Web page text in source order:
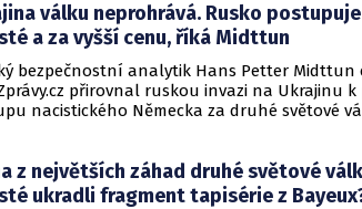
nebo v nejnebezpečnější krizi od konce
válku neprohrává. Rusko
a za vyšší cenu, říká Midttun
bezpečnostní analytik Hans Petter Midttun
přirovnal ruskou invazi na Ukrajinu
nacistického Německa za druhé světové
Donalda Trumpa a rostoucí role
do sféry dronů.
z největších záhad druhé světové
ukradli fragment tapisérie z